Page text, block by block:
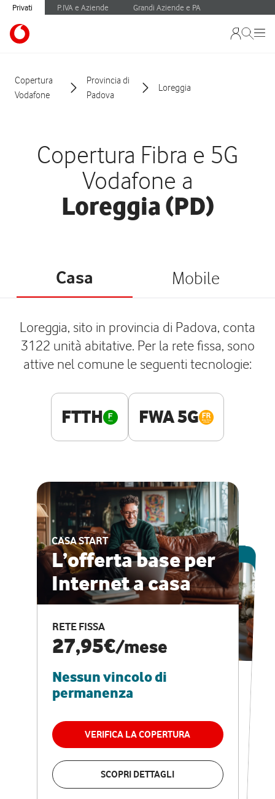
Privati P.IVA e Aziende Grandi Aziende e PA
Copertura
Vodafone
Provincia di
Padova
Loreggia
Copertura Fibra e 5G
Vodafone a
Loreggia (PD)
Casa Mobile
Loreggia, sito in provincia di Padova, conta
3122 unità abitative. Per la rete fissa, sono
attive nel comune le seguenti tecnologie:
FTTH FWA 5G
CASA START
L’offerta base per
Internet a casa
RETE FISSA
27,95€/mese
Nessun vincolo di
permanenza
VERIFICA LA COPERTURA
SCOPRI DETTAGLI
ESCLUSIVA ONLINE
CASA PRO
Internet veloce e
vantaggi speciali
RETE FISSA + VODAFONE CLUB
29,95€
permanenza
VERIFICA LA COPERTURA